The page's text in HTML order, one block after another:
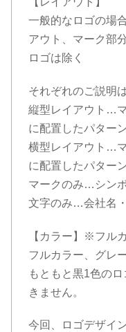
一般的なロゴの場
アウト、マーク部
ロゴは除く
それぞれのご説明
縦型レイアウト…
に配置したパター
横型レイアウト…
に配置したパター
マークのみ…シン
文字のみ…会社名
【カラー】※フル
フルカラー、グレ
もともと黒1色の
きません。
今回、ロゴデザイ